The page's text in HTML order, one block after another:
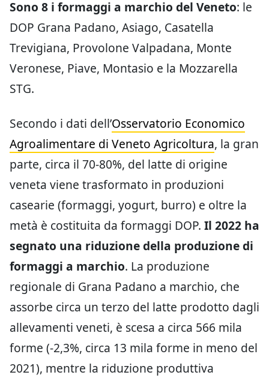
chef e agrichef, lo spazio dedicato alla pizza
con le Dop regionali.
Per la prima volta, invece, presente, un
padiglione Onaf, con attività di
avvicinamento alla figura dell’assaggiatore e
un’area dedicata all’Arte Contemporanea del
Formaggio, per capire che in che direzione
sta andando il mondo della produzione e
dell’affinamento.
Focus Veneto: i numeri dei
formaggi a marchio